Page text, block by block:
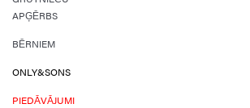
APĢĒRBS
BĒRNIEM
ONLY&SONS
PIEDĀVĀJUMI